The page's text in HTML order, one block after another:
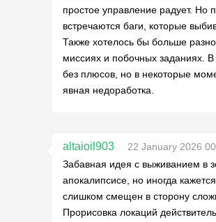
простое управление радует. Но
встречаются баги, которые
Также хотелось бы больше
миссиях и побочных заданиях.
без плюсов, но в некоторые
явная недоработка.
altaioil903
22 January 2026
Забавная идея с выживанием в
апокалипсисе, но иногда
слишком смещен в сторону
Прорисовка локаций